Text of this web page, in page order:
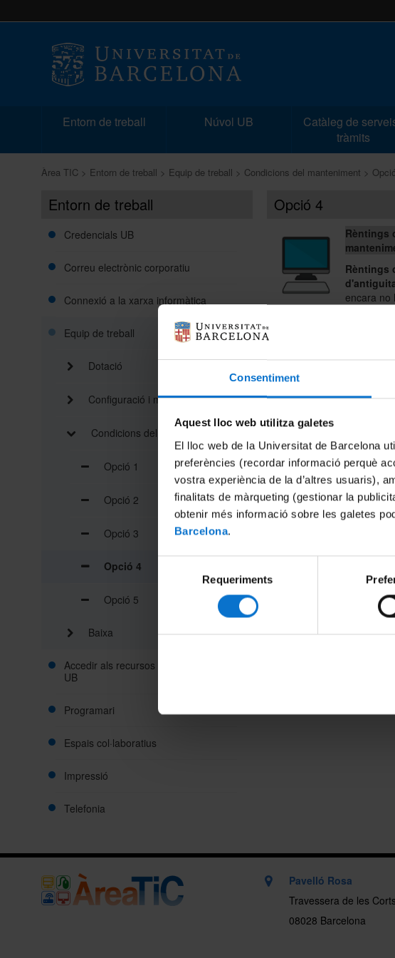
Consentiment
Aquest lloc web utilitza galetes
El lloc web de la Universitat de Barcelona
preferències (recordar informació perquè
vostra experiència de la d’altres usuaris),
finalitats de màrqueting (gestionar la
obtenir més informació sobre les galetes
Barcelona.
consentiment
Requeriments
Entorn de treball Núvol UB
Catàleg de
tràmits
Àrea TIC Entorn de treball Equip de treball Condicions del manteniment
Entorn de treball
Credencials UB
Correu electrònic corporatiu
Connexió a la xarxa informàtica
Equip de treball
Dotació
Configuració i manteniment
Condicions del manteniment
Opció 1
Opció 2
Opció 3
Opció 4
Opció 5
Baixa
Accedir als recursos des de fora de la
UB
Programari
Espais col·laboratius
Impressió
Telefonia
Opció 4
Rèntings
Rèntings
encara no
Pavelló Rosa
Travessera de les
08028 Barcelona